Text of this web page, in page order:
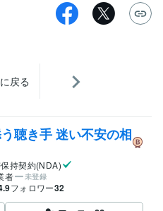
戻る
聴き手 迷い不安の相
持契約(NDA)
者
未登録
フォロワー32